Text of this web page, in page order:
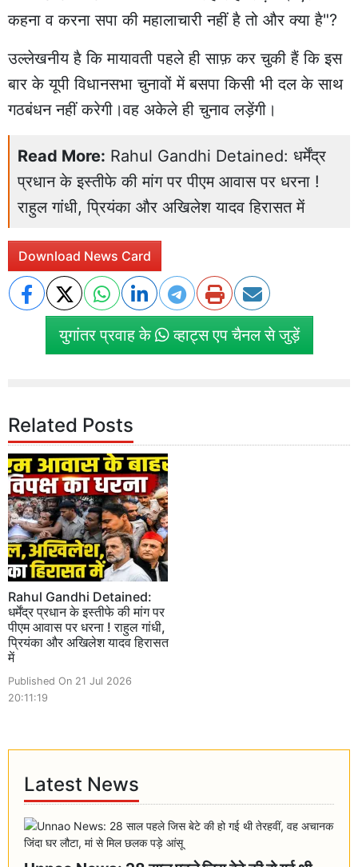
कहना व करना सपा की महालाचारी नहीं है तो और क्या है"?
उल्लेखनीय है कि मायावती पहले ही साफ़ कर चुकी हैं कि इस
बार के यूपी विधानसभा चुनावों में बसपा किसी भी दल के साथ
गठबंधन नहीं करेगी।वह अकेले ही चुनाव लड़ेंगी।
Read More: Rahul Gandhi Detained: धर्मेंद्र
प्रधान के इस्तीफे की मांग पर पीएम आवास पर धरना !
राहुल गांधी, प्रियंका और अखिलेश यादव हिरासत में
Download News Card
युगांतर प्रवाह के व्हाट्स एप चैनल से जुड़ें
Related Posts
Rahul Gandhi Detained:
धर्मेंद्र प्रधान के इस्तीफे की मांग पर
पीएम आवास पर धरना ! राहुल गांधी,
प्रियंका और अखिलेश यादव हिरासत
में
Published On 21 Jul 2026
20:11:19
Latest News